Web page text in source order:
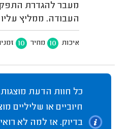
מעבר להגדרת
העבודה. ממליץ
איכות 10 מחיר 10
כל חוות הדעת מוצגות
חיוביים או שליליים
בדיוק. אז למה לא